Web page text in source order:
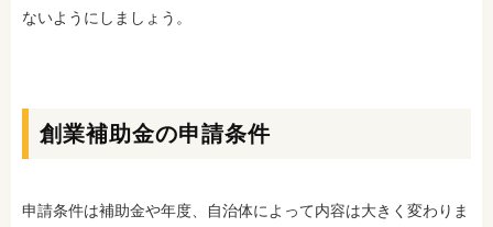
ないようにしましょう。
創業補助金の申請条件
申請条件は補助金や年度、自治体によって内容は大きく変わりま